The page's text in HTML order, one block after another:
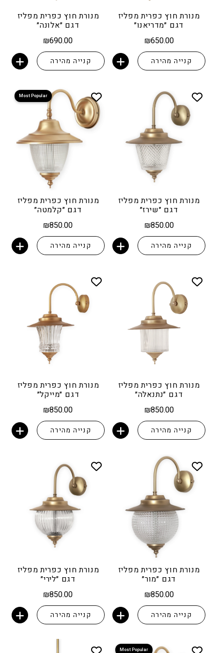
מנורת חוץ כפרית מפליז
דגם ״מדריאנו״
₪650.00
קנייה מהירה
מנורת חוץ כפרית מפליז
דגם ״אלונה״
₪690.00
קנייה מהירה
מנורת חוץ כפרית מפליז
דגם ״שירז״
₪850.00
קנייה מהירה
Most Popular
מנורת חוץ כפרית מפליז
דגם ״קלמטה״
₪850.00
קנייה מהירה
מנורת חוץ כפרית מפליז
דגם ״נתנאלה״
₪850.00
קנייה מהירה
מנורת חוץ כפרית מפליז
דגם ״מייקל״
₪850.00
קנייה מהירה
מנורת חוץ כפרית מפליז
דגם ״מור״
₪850.00
קנייה מהירה
מנורת חוץ כפרית מפליז
דגם ״לירי״
₪850.00
קנייה מהירה
Most Popular